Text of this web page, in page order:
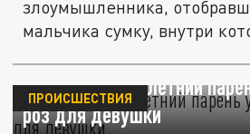
злоумышленника,
мальчика сумку, внутри
В Воронеже 18-летний
роз для девушки
ПРОИСШЕСТВИЯ